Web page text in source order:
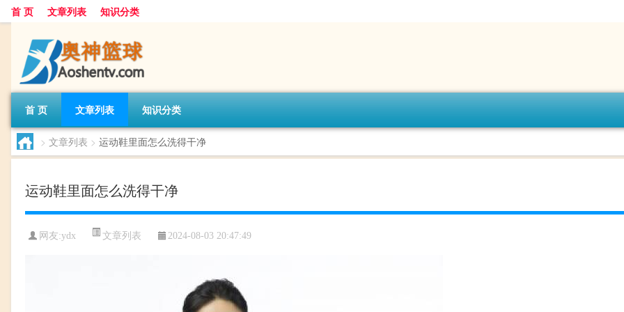
首 页 文章列表 知识分类
首 页 文章列表 知识分类
> 文章列表 > 运动鞋里面怎么洗得干净
运动鞋里面怎么洗得干净
网友:ydx 文章列表 2024-08-03 20:47:49